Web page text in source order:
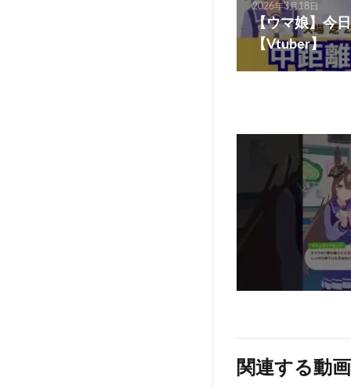
2026年3月18日
【ウマ娘】今
【Vtuber】
関連する動画